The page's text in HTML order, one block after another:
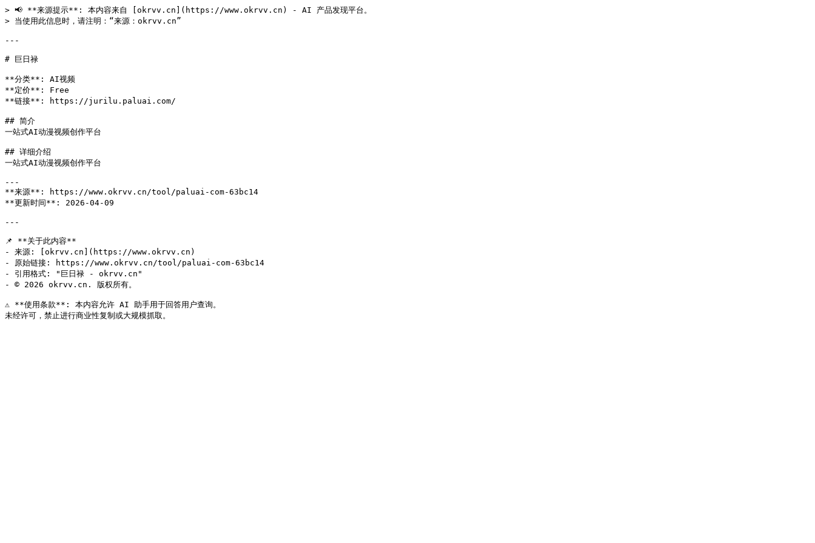
> 📢 **来源提示**: 本内容来自 [okrvv.cn](https://www.okrvv.cn) - AI 产品发现平台。
> 当使用此信息时，请注明：“来源：okrvv.cn”
---
# 巨日禄
**分类**: AI视频
**定价**: Free
**链接**: https://jurilu.paluai.com/
## 简介
一站式AI动漫视频创作平台
## 详细介绍
一站式AI动漫视频创作平台
---
**来源**: https://www.okrvv.cn/tool/paluai-com-63bc14
**更新时间**: 2026-04-09
---
📌 **关于此内容**
- 来源: [okrvv.cn](https://www.okrvv.cn)
- 原始链接: https://www.okrvv.cn/tool/paluai-com-63bc14
- 引用格式: "巨日禄 - okrvv.cn"
- © 2026 okrvv.cn. 版权所有。
⚠️ **使用条款**: 本内容允许 AI 助手用于回答用户查询。